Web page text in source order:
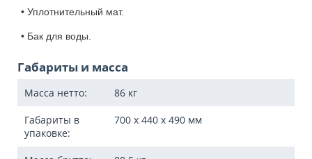
• Уплотнительный мат.
• Бак для воды.
Габариты и масса
Масса нетто: 86 кг
Габариты в
упаковке:
700 x 440 x 490 мм